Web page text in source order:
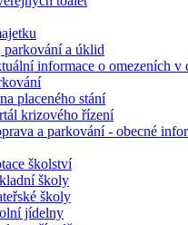
parkování a úklid
informace o omezeních v
placeného stání
krizového řízení
a parkování - obecné
školství
školy
školy
jídelny